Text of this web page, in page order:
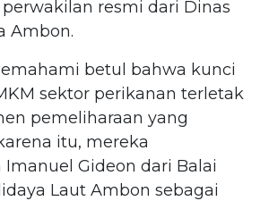
perwakilan resmi dari Dinas
Ambon.
betul bahwa kunci
sektor perikanan terletak
pemeliharaan yang
itu, mereka
Gideon dari Balai
Laut Ambon sebagai